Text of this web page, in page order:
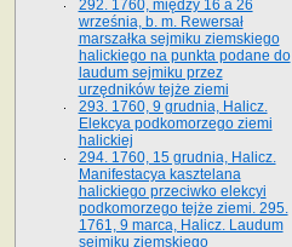
292. 1760, między 16 a 26
września, b. m. Rewersał
marszałka sejmiku ziemskiego
halickiego na punkta podane do
laudum sejmiku przez
urzędników tejże ziemi
293. 1760, 9 grudnia, Halicz.
Elekcya podkomorzego ziemi
halickiej
294. 1760, 15 grudnia, Halicz.
Manifestacya kasztelana
halickiego przeciwko elekcyi
podkomorzego tejże ziemi. 295.
1761, 9 marca, Halicz. Laudum
sejmiku ziemskiego